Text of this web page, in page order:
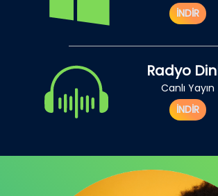
İNDİR
Radyo
Canlı Yayın
İNDİR